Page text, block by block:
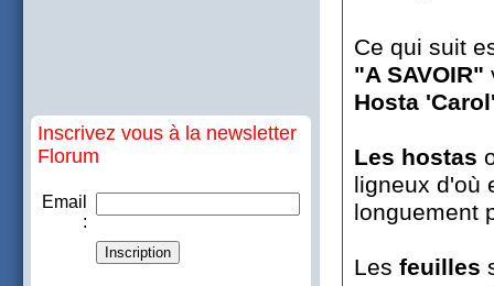
Inscrivez vous à la newsletter
Florum
Email
:
Ce qui suit
"A SAVOIR"
Hosta
Les hostas
ligneux d'où
longuement
Les feuilles